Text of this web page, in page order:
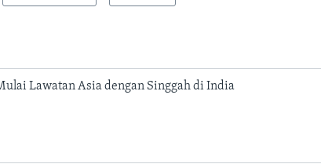
Lawatan Asia dengan Singgah di India